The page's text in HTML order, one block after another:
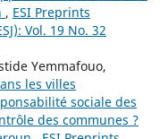
, ESI Preprints
Vol. 19 No. 32
Yemmafouo,
les villes
sociale des
des communes ?